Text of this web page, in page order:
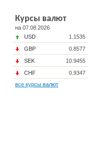
Курсы валют
на 07.08.2026
USD
1.1535
GBP
0.8577
SEK
10.9455
CHF
0.9347
все курсы валют